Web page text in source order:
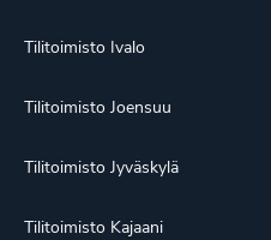
Tilitoimisto Ivalo
Tilitoimisto Joensuu
Tilitoimisto Jyväskylä
Tilitoimisto Kajaani